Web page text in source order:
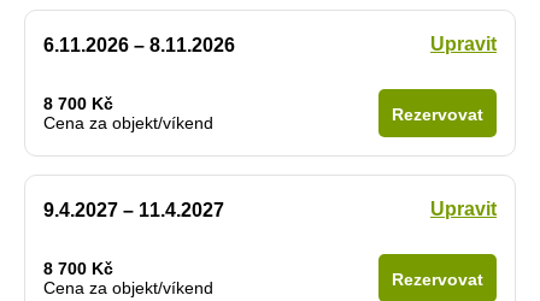
6.11.2026 – 8.11.2026 Upravit
8 700 Kč
Cena za objekt/víkend
Rezervovat
9.4.2027 – 11.4.2027 Upravit
8 700 Kč
Cena za objekt/víkend
Rezervovat